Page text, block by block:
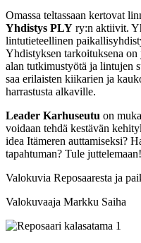
Omassa teltassaan kertovat
Yhdistys PLY ry:n aktiivit.
lintutieteellinen
Yhdistyksen tarkoituksena on
alan tutkimustyötä ja lintujen
saa erilaisten kiikarien ja
harrastusta alkaville.
Leader Karhuseutu on
voidaan tehdä kestävän
idea Itämeren auttamiseksi?
tapahtuman? Tule juttelemaan!
Valokuvia Reposaaresta ja
Valokuvaaja Markku Saiha